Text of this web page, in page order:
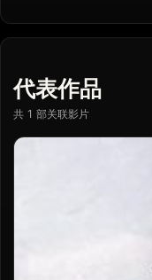
代表作品
共 1 部关联影片